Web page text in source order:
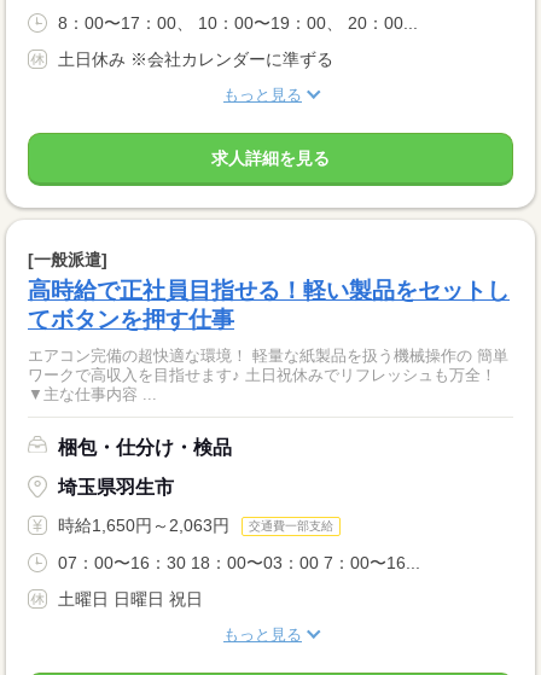
8：00〜17：00、 10：00〜19：00、 20：00...
土日休み ※会社カレンダーに準ずる
もっと見る
求人詳細を見る
[一般派遣]
高時給で正社員目指せる！軽い製品をセットし
てボタンを押す仕事
エアコン完備の超快適な環境！ 軽量な紙製品を扱う機械操作の 簡単
ワークで高収入を目指せます♪ 土日祝休みでリフレッシュも万全！
▼主な仕事内容 ...
梱包・仕分け・検品
埼玉県羽生市
時給1,650円～2,063円 交通費一部支給
07：00〜16：30 18：00〜03：00 7：00〜16...
土曜日 日曜日 祝日
もっと見る